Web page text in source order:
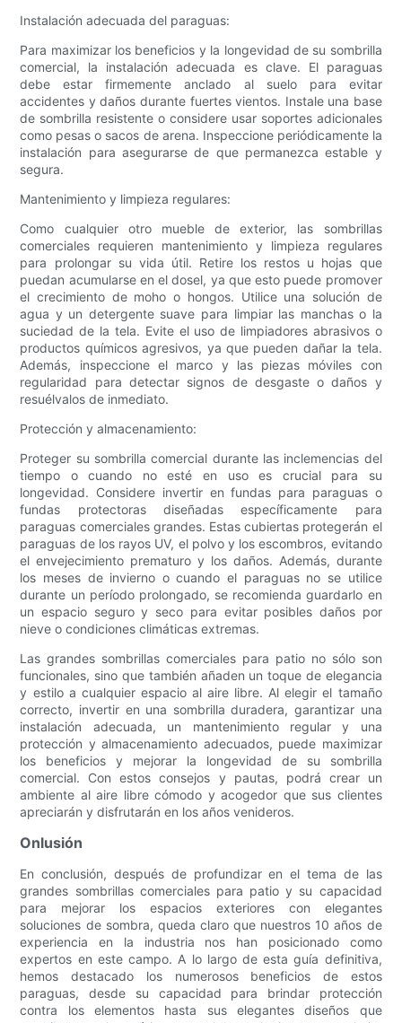
Instalación adecuada del paraguas:
Para maximizar los beneficios y la longevidad de su sombrilla
comercial, la instalación adecuada es clave. El paraguas
debe estar firmemente anclado al suelo para evitar
accidentes y daños durante fuertes vientos. Instale una base
de sombrilla resistente o considere usar soportes adicionales
como pesas o sacos de arena. Inspeccione periódicamente la
instalación para asegurarse de que permanezca estable y
segura.
Mantenimiento y limpieza regulares:
Como cualquier otro mueble de exterior, las sombrillas
comerciales requieren mantenimiento y limpieza regulares
para prolongar su vida útil. Retire los restos u hojas que
puedan acumularse en el dosel, ya que esto puede promover
el crecimiento de moho o hongos. Utilice una solución de
agua y un detergente suave para limpiar las manchas o la
suciedad de la tela. Evite el uso de limpiadores abrasivos o
productos químicos agresivos, ya que pueden dañar la tela.
Además, inspeccione el marco y las piezas móviles con
regularidad para detectar signos de desgaste o daños y
resuélvalos de inmediato.
Protección y almacenamiento:
Proteger su sombrilla comercial durante las inclemencias del
tiempo o cuando no esté en uso es crucial para su
longevidad. Considere invertir en fundas para paraguas o
fundas protectoras diseñadas específicamente para
paraguas comerciales grandes. Estas cubiertas protegerán el
paraguas de los rayos UV, el polvo y los escombros, evitando
el envejecimiento prematuro y los daños. Además, durante
los meses de invierno o cuando el paraguas no se utilice
durante un período prolongado, se recomienda guardarlo en
un espacio seguro y seco para evitar posibles daños por
nieve o condiciones climáticas extremas.
Las grandes sombrillas comerciales para patio no sólo son
funcionales, sino que también añaden un toque de elegancia
y estilo a cualquier espacio al aire libre. Al elegir el tamaño
correcto, invertir en una sombrilla duradera, garantizar una
instalación adecuada, un mantenimiento regular y una
protección y almacenamiento adecuados, puede maximizar
los beneficios y mejorar la longevidad de su sombrilla
comercial. Con estos consejos y pautas, podrá crear un
ambiente al aire libre cómodo y acogedor que sus clientes
apreciarán y disfrutarán en los años venideros.
Onlusión
En conclusión, después de profundizar en el tema de las
grandes sombrillas comerciales para patio y su capacidad
para mejorar los espacios exteriores con elegantes
soluciones de sombra, queda claro que nuestros 10 años de
experiencia en la industria nos han posicionado como
expertos en este campo. A lo largo de esta guía definitiva,
hemos destacado los numerosos beneficios de estos
paraguas, desde su capacidad para brindar protección
contra los elementos hasta sus elegantes diseños que